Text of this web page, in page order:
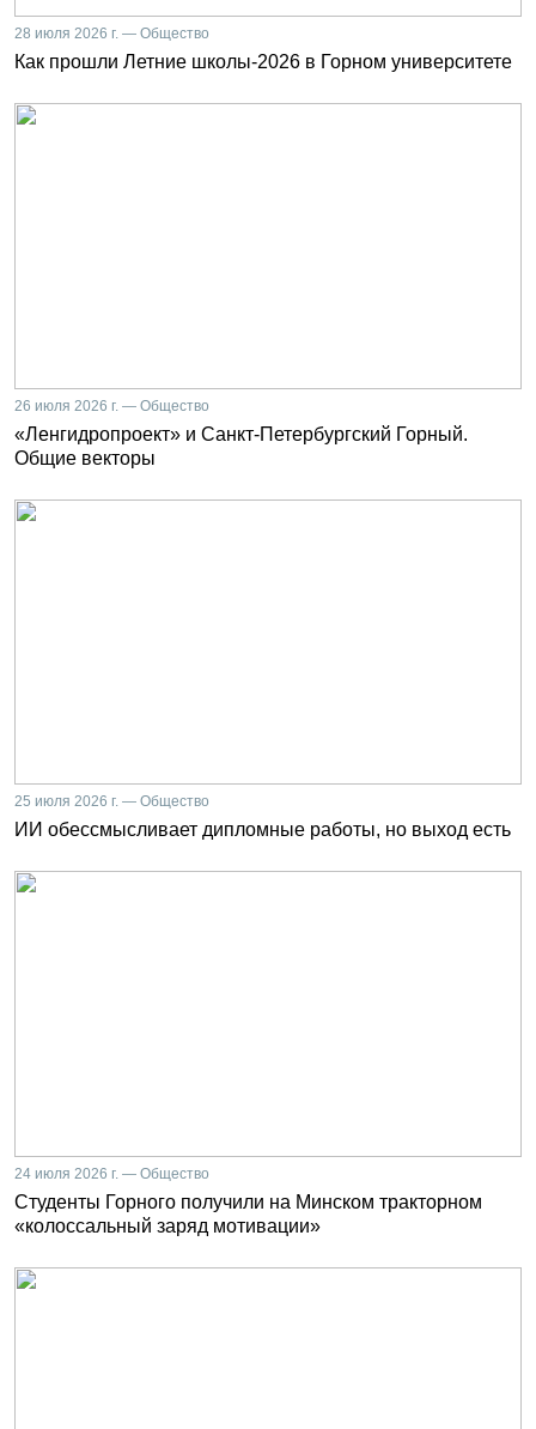
28 июля 2026 г. — Общество
Как прошли Летние школы-2026 в Горном университете
26 июля 2026 г. — Общество
«Ленгидропроект» и Санкт-Петербургский Горный.
Общие векторы
25 июля 2026 г. — Общество
ИИ обессмысливает дипломные работы, но выход есть
24 июля 2026 г. — Общество
Студенты Горного получили на Минском тракторном
«колоссальный заряд мотивации»